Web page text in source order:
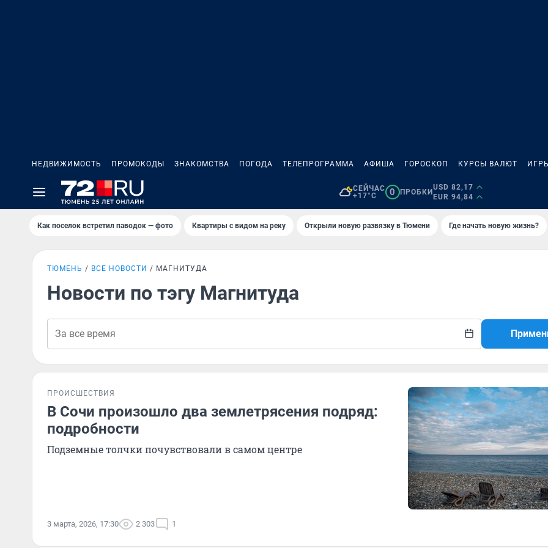
НЕДВИЖИМОСТЬ ПРОМОКОДЫ ЗНАКОМСТВА ПОГОДА ТЕЛЕПРОГРАММА АФИША ГОРОСКОП КУРСЫ ВАЛЮТ
СЕЙЧАС
+17°C
0 ПРОБКИ
USD 82,17
EUR 94,84
Как поселок встретил паводок — фото Квартиры с видом на реку Открыли новую развязку в Тюмени Где начать новую жизнь?
ТЮМЕНЬ ВСЕ НОВОСТИ МАГНИТУДА
Новости по тэгу Магнитуда
ПРОИСШЕСТВИЯ
В Сочи произошло два землетрясения подряд:
подробности
Подземные толчки почувствовали в самом центре
3 марта, 2026, 17:30 2 303 1